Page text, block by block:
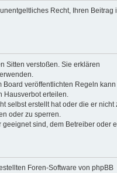
Recht, Ihren Beitrag
Sitten verstoßen. Sie erklären
veröffentlichten Regeln
erteilen.
selbst erstellt hat oder die er nicht
oder zu sperren.
sind, dem Betreiber oder
Foren-Software von phpBB